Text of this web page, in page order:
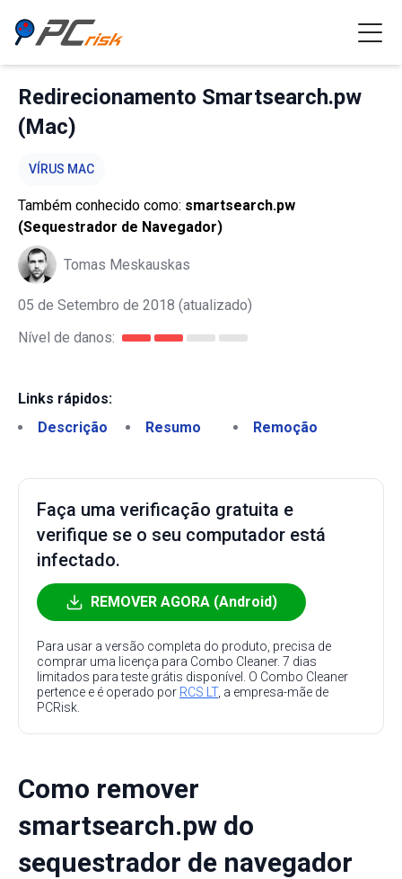
Redirecionamento Smartsearch.pw
(Mac)
VÍRUS MAC
Também conhecido como: smartsearch.pw
(Sequestrador de Navegador)
Tomas Meskauskas
05 de Setembro de 2018 (atualizado)
Nível de danos:
Links rápidos:
Descrição
Resumo Remoção
Faça uma verificação gratuita e
verifique se o seu computador está
infectado.
REMOVER AGORA (Android)
Para usar a versão completa do produto, precisa de
comprar uma licença para Combo Cleaner. 7 dias
limitados para teste grátis disponível. O Combo Cleaner
pertence e é operado por RCS LT, a empresa-mãe de
PCRisk.
Como remover
smartsearch.pw do
sequestrador de navegador